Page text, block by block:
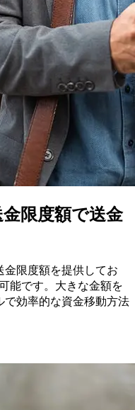
限度額で送金
限度額を提供してお
能です。大きな金額を
効率的な資金移動方法